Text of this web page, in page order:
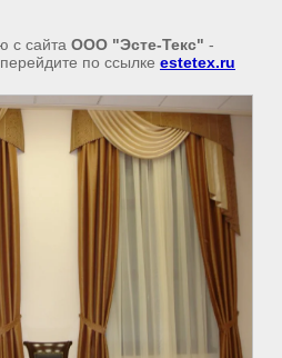
с сайта OOO "Эсте-Текс" -
по ссылке estetex.ru